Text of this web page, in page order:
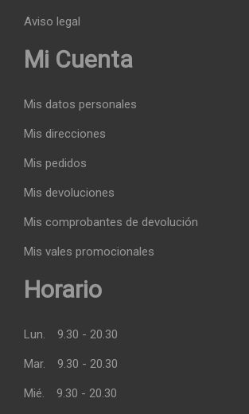
Aviso legal
Mi Cuenta
Mis datos personales
Mis direcciones
Mis pedidos
Mis devoluciones
Mis comprobantes de devolución
Mis vales promocionales
Horario
Lun. 9.30 - 20.30
Mar. 9.30 - 20.30
Mié. 9.30 - 20.30